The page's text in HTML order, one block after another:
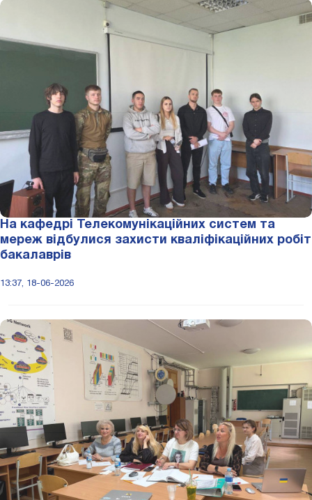
На кафедрі Телекомунікаційних систем та
мереж відбулися захисти кваліфікаційних робіт
бакалаврів
13:37, 18-06-2026